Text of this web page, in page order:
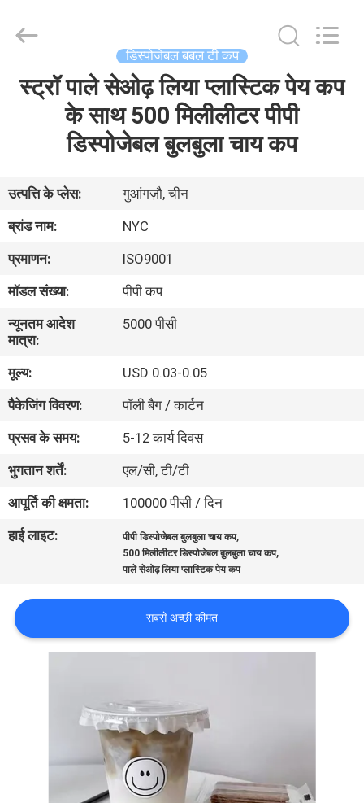
घर
हमारे
बारे
में
कारखाना
भ्रमण
गुणवत्ता
नियंत्रण
संपर्क
करें
समाचार
मामलों
साइटमैप
PRIVACY
Co.,Ltd..
डिस्पोजेबल बबल टी कप
स्ट्रॉ पाले सेओढ़ लिया प्लास्टिक पेय कप
के साथ 500 मिलीलीटर पीपी
डिस्पोजेबल बुलबुला चाय कप
उत्पत्ति के प्लेस:
गुआंगज़ौ, चीन
ब्रांड नाम:
NYC
प्रमाणन:
ISO9001
मॉडल संख्या:
पीपी कप
न्यूनतम आदेश
मात्रा:
5000 पीसी
मूल्य:
USD 0.03-0.05
पैकेजिंग विवरण:
पॉली बैग / कार्टन
प्रसव के समय:
5-12 कार्य दिवस
भुगतान शर्तें:
एल/सी, टी/टी
आपूर्ति की क्षमता:
100000 पीसी / दिन
हाई लाइट:
पीपी डिस्पोजेबल बुलबुला चाय कप,
500 मिलीलीटर डिस्पोजेबल बुलबुला चाय कप,
पाले सेओढ़ लिया प्लास्टिक पेय कप
सबसे अच्छी कीमत